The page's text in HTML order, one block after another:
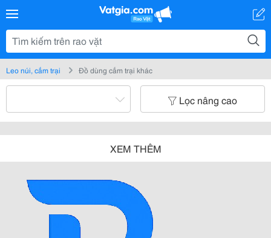
Leo núi, cắm trại Đồ dùng cắm trại khác
Lọc nâng cao
XEM THÊM